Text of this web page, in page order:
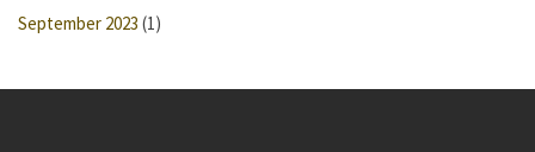
September 2023 (1)